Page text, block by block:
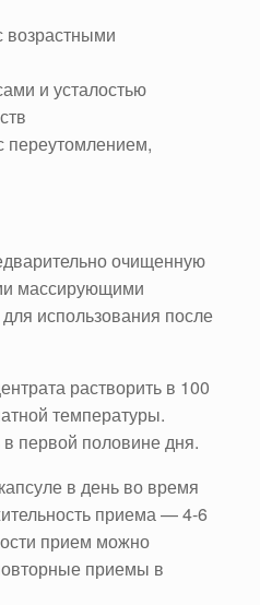
возрастными
и усталостью
переутомлением,
очищенную
массирующими
использования после
растворить в 100
температуры.
первой половине дня.
в день во время
приема — 4-6
прием можно
приемы в